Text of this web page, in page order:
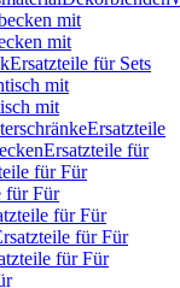
mit
mit
Ersatzteile für Sets
mit
mit
Ersatzteile
Ersatzteile für
für Für
für Für
für Für
für Für
für Für